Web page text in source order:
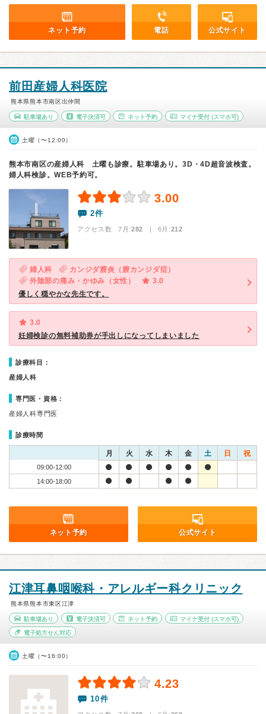
ネット予約 電話 公式サイト
前田産婦人科医院
熊本県熊本市南区出仲間
駐車場あり 電子決済可 ネット予約 マイナ受付 (スマホ可)
土曜（〜12:00）
熊本市南区の産婦人科 土曜も診療。駐車場あり。3D・4D超音波検査。
婦人科検診。WEB予約可。
3.00
2件
アクセス数 7月:282 | 6月:212
婦人科
カンジダ膣炎（膣カンジダ症）
外陰部の痛み・かゆみ（女性）
3.0
優しく穏やかな先生です。
3.0
妊婦検診の無料補助券が手出しになってしまいました
診療科目：
産婦人科
専門医・資格：
産婦人科専門医
診療時間
月 火 水 木 金 土 日 祝
09:00-12:00
14:00-18:00
ネット予約 公式サイト
江津耳鼻咽喉科・アレルギー科クリニック
熊本県熊本市東区江津
駐車場あり 電子決済可 ネット予約 マイナ受付 (スマホ可)
電子処方せん対応
土曜（〜16:00）
4.23
10件